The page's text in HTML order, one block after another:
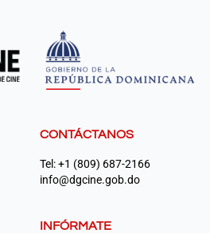
CONTÁCTANOS
Tel: +1 (809) 687-2166
info@dgcine.gob.do
INFÓRMATE